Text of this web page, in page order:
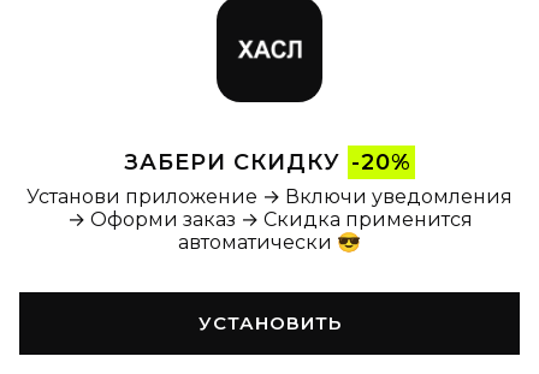
ЗАБЕРИ СКИДКУ -20%
Установи приложение → Включи уведомления
→ Оформи заказ → Скидка применится
автоматически 😎
УСТАНОВИТЬ
Главная Каталог Корзина Новости Профиль